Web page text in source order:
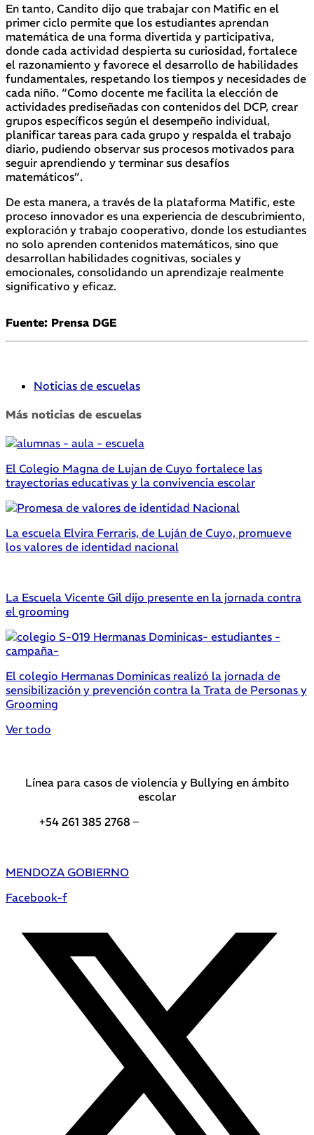
En tanto, Candito dijo que trabajar con Matific en el
primer ciclo permite que los estudiantes aprendan
matemática de una forma divertida y participativa,
donde cada actividad despierta su curiosidad, fortalece
el razonamiento y favorece el desarrollo de habilidades
fundamentales, respetando los tiempos y necesidades de
cada niño. “Como docente me facilita la elección de
actividades prediseñadas con contenidos del DCP, crear
grupos específicos según el desempeño individual,
planificar tareas para cada grupo y respalda el trabajo
diario, pudiendo observar sus procesos motivados para
seguir aprendiendo y terminar sus desafíos
matemáticos”.
De esta manera, a través de la plataforma Matific, este
proceso innovador es una experiencia de descubrimiento,
exploración y trabajo cooperativo, donde los estudiantes
no solo aprenden contenidos matemáticos, sino que
desarrollan habilidades cognitivas, sociales y
emocionales, consolidando un aprendizaje realmente
significativo y eficaz.
Fuente: Prensa DGE
Noticias de escuelas
Más noticias de escuelas
El Colegio Magna de Lujan de Cuyo fortalece las
trayectorias educativas y la convivencia escolar
La escuela Elvira Ferraris, de Luján de Cuyo, promueve
los valores de identidad nacional
La Escuela Vicente Gil dijo presente en la jornada contra
el grooming
El colegio Hermanas Dominicas realizó la jornada de
sensibilización y prevención contra la Trata de Personas y
Grooming
Ver todo
Línea para casos de violencia y Bullying en ámbito
escolar
+54 261 385 2768 –
MENDOZA GOBIERNO
Facebook-f